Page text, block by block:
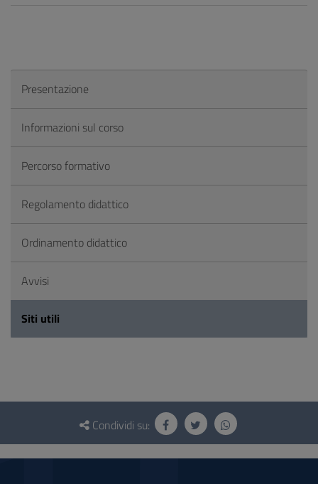
Presentazione
Informazioni sul corso
Percorso formativo
Regolamento didattico
Ordinamento didattico
Avvisi
Siti utili
Questionario
social
Condividi su: